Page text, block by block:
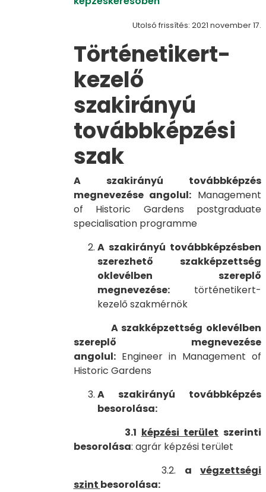
Utolsó frissítés: 2021 november 17.
Történetikert-
kezelő
szakirányú
továbbképzési
szak
A szakirányú továbbképzés
megnevezése angolul: Management
of Historic Gardens postgraduate
specialisation programme
A szakirányú továbbképzésben
szerezhető szakképzettség
oklevélben szereplő
megnevezése:történetikert-
kezelő szakmérnök
A szakképzettség oklevélben
szereplő megnevezése
angolul:Engineer in Management of
Historic Gardens
A szakirányú továbbképzés
besorolása:
3.1 képzési terület szerinti
besorolása: agrár képzési terület
3.2. a végzettségi
szint besorolása: